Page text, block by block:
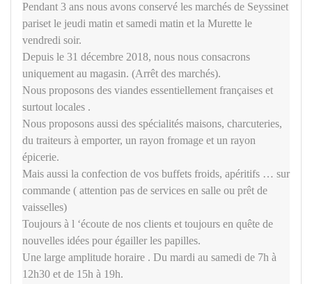
Pendant 3 ans nous avons conservé les marchés de Seyssinet
pariset le jeudi matin et samedi matin et la Murette le
vendredi soir.
Depuis le 31 décembre 2018, nous nous consacrons
uniquement au magasin. (Arrêt des marchés).
Nous proposons des viandes essentiellement françaises et
surtout locales .
Nous proposons aussi des spécialités maisons, charcuteries,
du traiteurs à emporter, un rayon fromage et un rayon
épicerie.
Mais aussi la confection de vos buffets froids, apéritifs … sur
commande ( attention pas de services en salle ou prêt de
vaisselles)
Toujours à l ‘écoute de nos clients et toujours en quête de
nouvelles idées pour égailler les papilles.
Une large amplitude horaire . Du mardi au samedi de 7h à
12h30 et de 15h à 19h.